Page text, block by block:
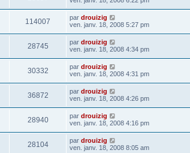
114007 par drouizig
ven. janv. 18, 2008 5:27 pm
28745 par drouizig
ven. janv. 18, 2008 4:34 pm
30332 par drouizig
ven. janv. 18, 2008 4:31 pm
36872 par drouizig
ven. janv. 18, 2008 4:26 pm
28940 par drouizig
ven. janv. 18, 2008 4:16 pm
28104 par drouizig
ven. janv. 18, 2008 8:05 am